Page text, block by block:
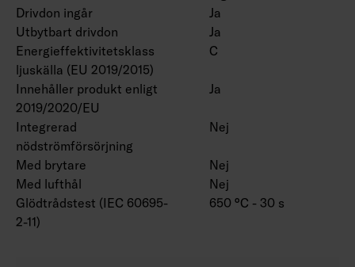
Drivdon ingår
Ja
Utbytbart drivdon
Ja
Energieffektivitetsklass
ljuskälla (EU 2019/2015)
C
Innehåller produkt enligt
2019/2020/EU
Ja
Integrerad
nödströmförsörjning
Nej
Med brytare
Nej
Med lufthål
Nej
Glödtrådstest (IEC 60695-
2-11)
650 °C - 30 s